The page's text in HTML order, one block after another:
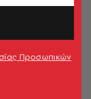
Προσωπικών